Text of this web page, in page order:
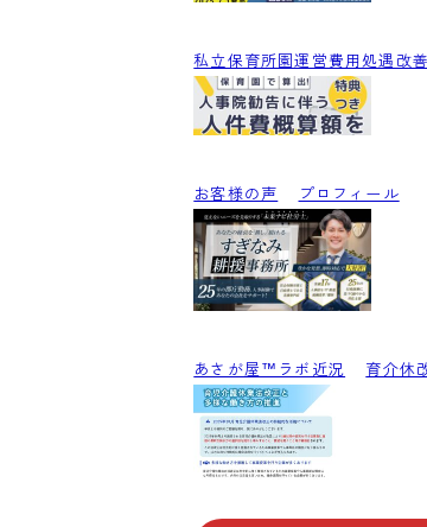
私立保育所園運営費用処遇改
お客様の声 プロフィール
あさが屋™ラボ近況 育介休